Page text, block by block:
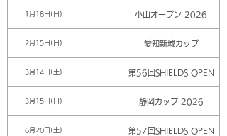
1月18日(日) 小山オープン 2026
2月15日(日) 愛知新城カップ
3月14日(土) 第56回SHIELDS OPEN
3月15日(日) 静岡カップ 2026
6月20日(土) 第57回SHIELDS OPEN